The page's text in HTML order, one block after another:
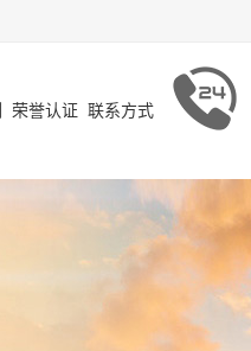
荣誉认证 联系方式